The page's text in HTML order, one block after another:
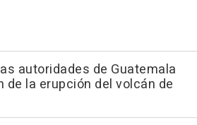
autoridades de Guatemala
de la erupción del volcán de